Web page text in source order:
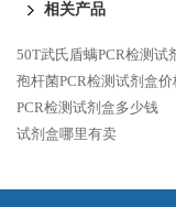
相关产品
50T武氏盾螨PCR检测试
孢杆菌PCR检测试剂盒价
PCR检测试剂盒多少钱
试剂盒哪里有卖